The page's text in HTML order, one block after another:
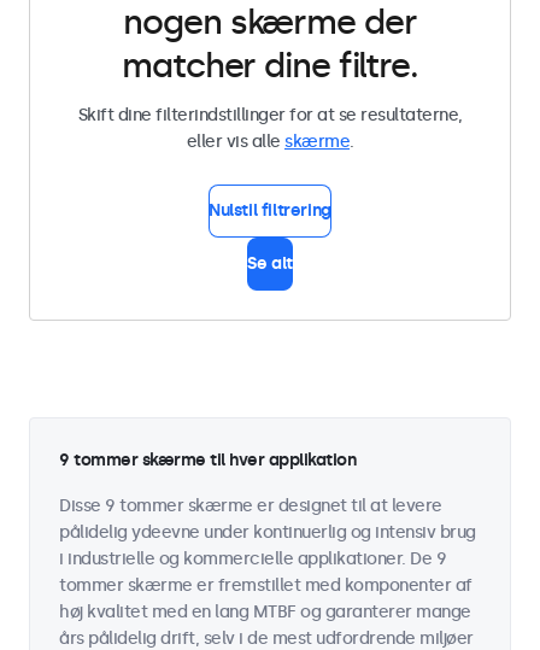
nogen skærme der
matcher dine filtre.
Skift dine filterindstillinger for at se resultaterne,
eller vis alle skærme.
Nulstil filtrering
Se alt
9 tommer skærme til hver applikation
Disse 9 tommer skærme er designet til at levere
pålidelig ydeevne under kontinuerlig og intensiv brug
i industrielle og kommercielle applikationer. De 9
tommer skærme er fremstillet med komponenter af
høj kvalitet med en lang MTBF og garanterer mange
års pålidelig drift, selv i de mest udfordrende miljøer